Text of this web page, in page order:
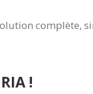
complète,
!